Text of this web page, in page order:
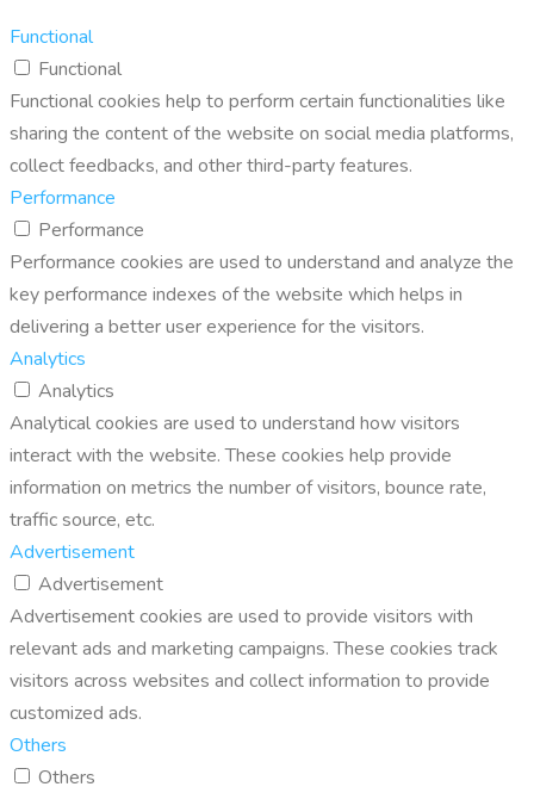
Functional
Functional
Functional cookies help to perform certain functionalities like
sharing the content of the website on social media platforms,
collect feedbacks, and other third-party features.
Performance
Performance
Performance cookies are used to understand and analyze the
key performance indexes of the website which helps in
delivering a better user experience for the visitors.
Analytics
Analytics
Analytical cookies are used to understand how visitors
interact with the website. These cookies help provide
information on metrics the number of visitors, bounce rate,
traffic source, etc.
Advertisement
Advertisement
Advertisement cookies are used to provide visitors with
relevant ads and marketing campaigns. These cookies track
visitors across websites and collect information to provide
customized ads.
Others
Others